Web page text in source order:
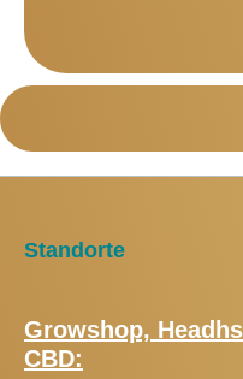
Standorte
Growshop,
CBD: